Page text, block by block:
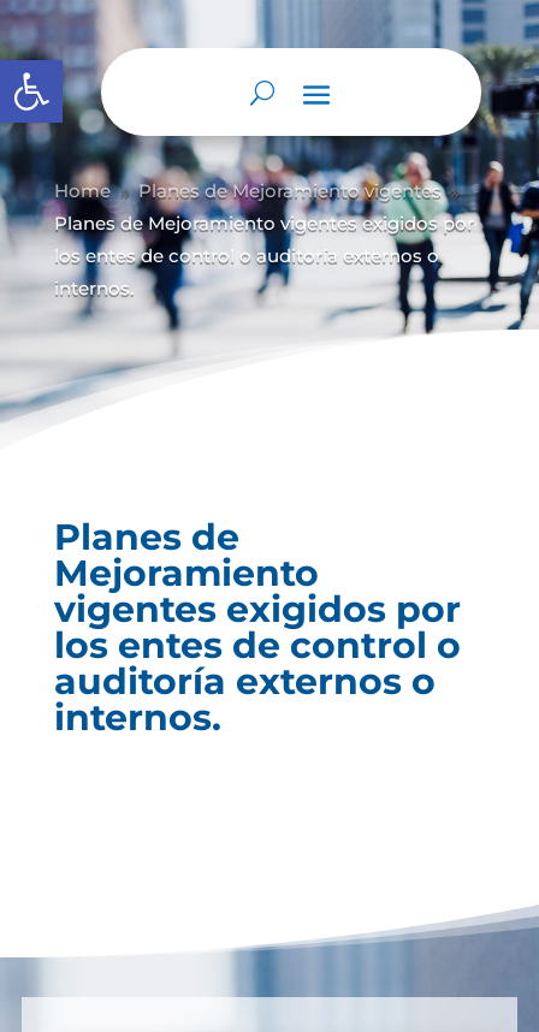
Abrir barra de herramientas
Home 9 Planes de Mejoramiento vigentes 9
Planes de Mejoramiento vigentes exigidos por
los entes de control o auditoría externos o
internos.
Planes de
Mejoramiento
vigentes exigidos por
los entes de control o
auditoría externos o
internos.